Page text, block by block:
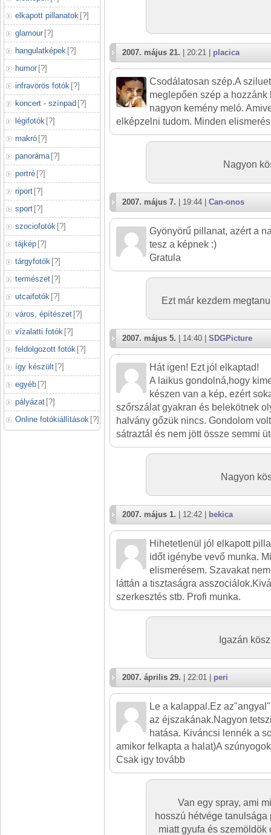
elkapott pillanatok [?]
glamour [?]
hangulatképek [?]
humor [?]
infravörös fotók [?]
koncert - színpad [?]
légifotók [?]
makró [?]
panoráma [?]
portré [?]
riport [?]
sport [?]
szociofotók [?]
tájkép [?]
tárgyfotók [?]
természet [?]
utcaifotók [?]
város, építészet [?]
vízalatti fotók [?]
feldolgozott fotók [?]
így készült [?]
egyéb [?]
pályázat [?]
Online fotókiállítások [?]
2007. május 21. | 20:21 | placica
Csodálatosan szép.A
meglepően szép a
nagyon kemény meló.
elképzelni tudom. Minden
Nagyon
2007. május 7. | 19:44 | Can-onos
Gyönyörű pillanat, azért a
tesz a képnek :)
Gratula
Ezt már kezdem
2007. május 5. | 14:40 | SDGPicture
Hát igen! Ezt jól elkaptad!
A laikus gondolná,hogy
készen van a kép, ezért
szőrszálat gyakran és belekötnek
halvány gőzük nincs. Gondolom
sátraztál és nem jött össze semmi
Nagyon
2007. május 1. | 12:42 | bekica
Hihetetlenül jól elkapott
időt igénybe vevő munka.
elismerésem. Szavakat
láttán a tisztaságra
szerkesztés stb. Profi munka.
Igazán
2007. április 29. | 22:01 | peri
Le a kalappal.Ez
az éjszakának.Nagyon
hatása. Kiváncsi lennék a
amikor felkapta a halat)A
Csak igy tovább
Van egy spray, ami
hosszú hétvége
miatt gyufa és